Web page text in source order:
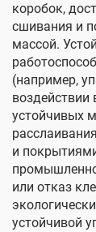
коробок,
сшивания и
массой.
(например,
воздействии
устойчивых
и
или отказ
устойчивой